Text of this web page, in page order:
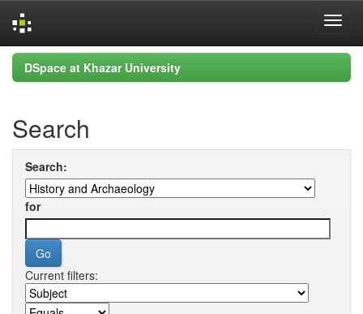
Skip
navigation
DSpace at Khazar University
Search
Search:
for
Current filters: